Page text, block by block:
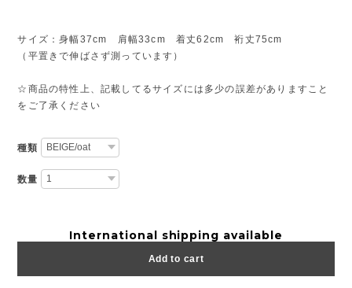
サイズ：身幅37cm 肩幅33cm 着丈62cm 裄丈75cm
（平置きで伸ばさず測っています）
☆商品の特性上、記載してるサイズには多少の誤差がありますこと
をご了承ください
種類
数量
International shipping available
Add to cart